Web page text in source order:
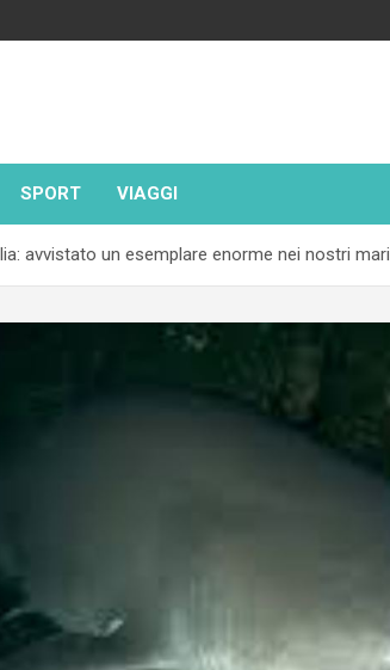
SPORT VIAGGI
avvistato un esemplare enorme nei nostri mari